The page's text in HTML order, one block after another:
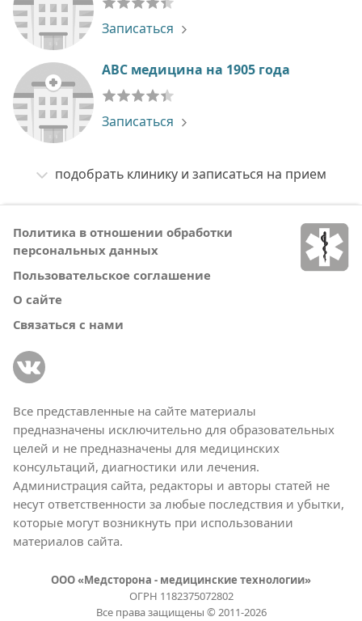
Записаться
ABC медицина на 1905 года
Записаться
подобрать клинику и записаться на прием
Политика в отношении обработки
персональных данных
Пользовательское соглашение
О сайте
Связаться с нами
Все представленные на сайте материалы
предназначены исключительно для образовательных
целей и не предназначены для медицинских
консультаций, диагностики или лечения.
Администрация сайта, редакторы и авторы статей не
несут ответственности за любые последствия и убытки,
которые могут возникнуть при использовании
материалов сайта.
ООО «Медсторона - медицинские технологии»
ОГРН 1182375072802
Все права защищены © 2011-2026